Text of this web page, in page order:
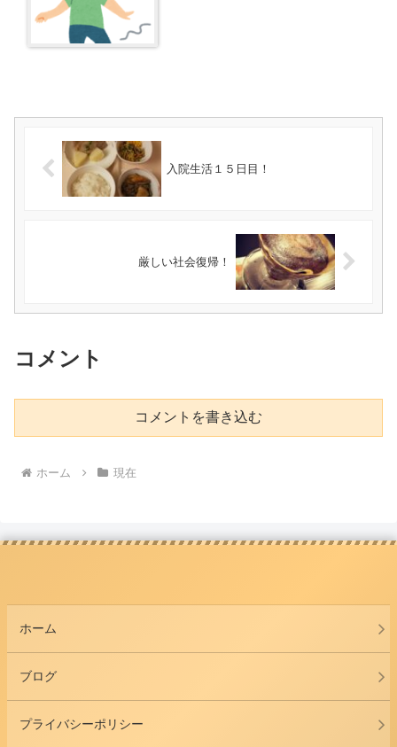
入院生活１５日目！
厳しい社会復帰！
コメント
コメントを書き込む
ホーム 現在
ホーム
ブログ
プライバシーポリシー